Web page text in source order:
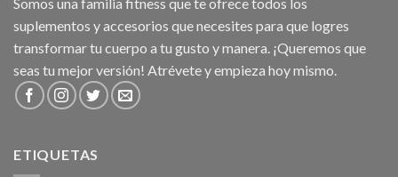
suplementos y accesorios que necesites para que logres
transformar tu cuerpo a tu gusto y manera. ¡Queremos que
seas tu mejor versión! Atrévete y empieza hoy mismo.
ETIQUETAS